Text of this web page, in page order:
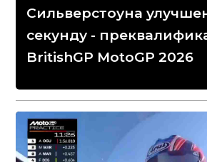
Сильверстоуна
секунду -
BritishGP MotoGP 2026